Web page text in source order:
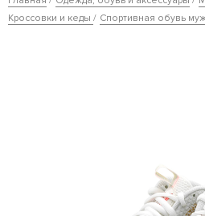
Кроссовки и кеды
Спортивная обувь